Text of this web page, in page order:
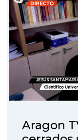
Aragon